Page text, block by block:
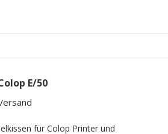
E/50
für Colop Printer und